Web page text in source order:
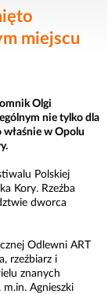
miejscu
Olgi
nie tylko dla
w Opolu
Polskiej
Kory. Rzeźba
dworca
Odlewni ART
rzeźbiarz i
znanych
Agnieszki